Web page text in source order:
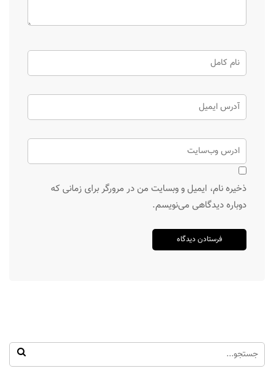
ذخیره نام، ایمیل و وبسایت من در مرورگر برای زمانی که
دوباره دیدگاهی می‌نویسم.